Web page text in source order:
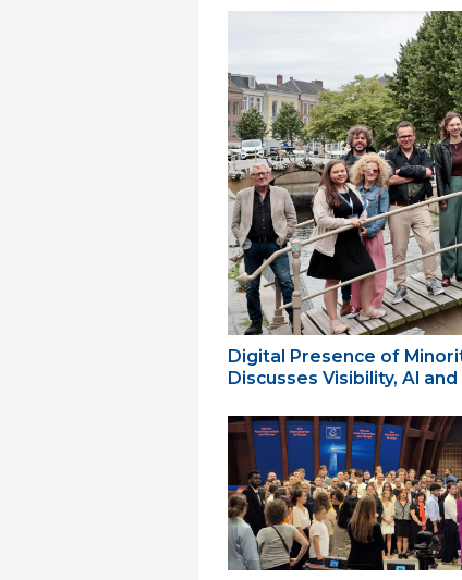
Digital Presence of
Discusses Visibility, AI